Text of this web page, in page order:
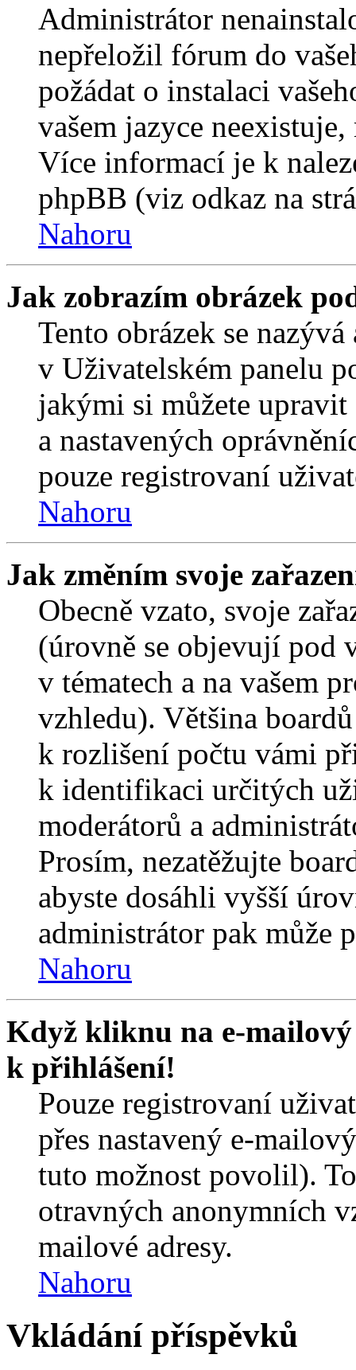
Administrátor
nepřeložil fórum do
požádat o instalaci
vašem jazyce
Více informací je k
phpBB (viz odkaz na
Nahoru
Jak zobrazím obrázek
Tento obrázek se
v Uživatelském panelu
jakými si můžete
a nastavených
pouze registrovaní
Nahoru
Jak změním svoje
Obecně vzato, svoje
(úrovně se objevují pod
v tématech a na vašem
vzhledu). Většina
k rozlišení počtu vámi
k identifikaci určitých
moderátorů a
Prosím, nezatěžujte
abyste dosáhli vyšší
administrátor pak může
Nahoru
Když kliknu na e-
k přihlášení!
Pouze registrovaní
přes nastavený e-
tuto možnost povolil).
otravných anonymních
mailové adresy.
Nahoru
Vkládání příspěvků